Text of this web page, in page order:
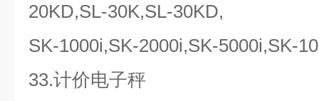
20KD,SL-30K,SL-30KD,
SK-1000i,SK-2000i,SK-5000i,SK-
33.计价电子秤